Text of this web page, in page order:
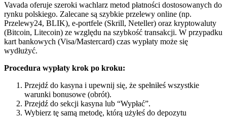
Vavada oferuje szeroki wachlarz metod płatności dostosowanych do
rynku polskiego. Zalecane są szybkie przelewy online (np.
Przelewy24, BLIK), e-portfele (Skrill, Neteller) oraz kryptowaluty
(Bitcoin, Litecoin) ze względu na szybkość transakcji. W przypadku
kart bankowych (Visa/Mastercard) czas wypłaty może się
wydłużyć.
Procedura wypłaty krok po kroku:
Przejdź do kasyna i upewnij się, że spełniłeś wszystkie
warunki bonusowe (obrót).
Przejdź do sekcji kasyna lub “Wypłać”.
Wybierz tę samą metodę, którą użyłeś do depozytu